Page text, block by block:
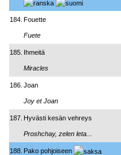
184. Fouette
Fuete
185. Ihmeitä
Miracles
186. Joan
Joy et Joan
187. Hyvästi kesän vehreys
Proshchay, zelen leta...
188. Pako pohjoiseen